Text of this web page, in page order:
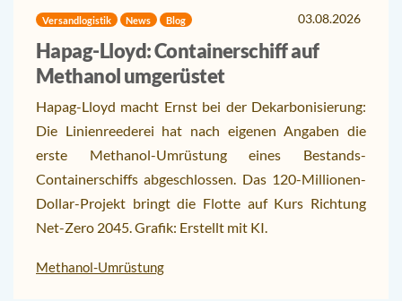
Versandlogistik News Blog 03.08.2026
Hapag-Lloyd: Containerschiff auf
Methanol umgerüstet
Hapag-Lloyd macht Ernst bei der Dekarbonisierung:
Die Linienreederei hat nach eigenen Angaben die
erste Methanol-Umrüstung eines Bestands-
Containerschiffs abgeschlossen. Das 120-Millionen-
Dollar-Projekt bringt die Flotte auf Kurs Richtung
Net-Zero 2045. Grafik: Erstellt mit KI.
Methanol-Umrüstung